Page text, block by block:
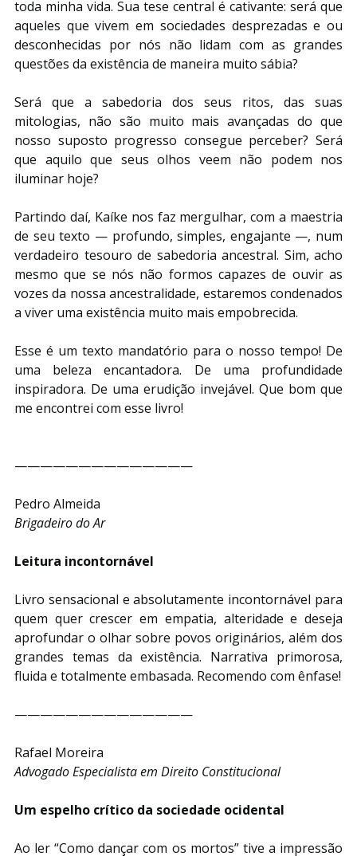
toda minha vida. Sua tese central é cativante: será que
aqueles que vivem em sociedades desprezadas e ou
desconhecidas por nós não lidam com as grandes
questões da existência de maneira muito sábia?
Será que a sabedoria dos seus ritos, das suas
mitologias, não são muito mais avançadas do que
nosso suposto progresso consegue perceber? Será
que aquilo que seus olhos veem não podem nos
iluminar hoje?
Partindo daí, Kaíke nos faz mergulhar, com a maestria
de seu texto — profundo, simples, engajante —, num
verdadeiro tesouro de sabedoria ancestral. Sim, acho
mesmo que se nós não formos capazes de ouvir as
vozes da nossa ancestralidade, estaremos condenados
a viver uma existência muito mais empobrecida.
Esse é um texto mandatório para o nosso tempo! De
uma beleza encantadora. De uma profundidade
inspiradora. De uma erudição invejável. Que bom que
me encontrei com esse livro!
——————————————
Pedro Almeida
Brigadeiro do Ar
Leitura incontornável
Livro sensacional e absolutamente incontornável para
quem quer crescer em empatia, alteridade e deseja
aprofundar o olhar sobre povos originários, além dos
grandes temas da existência. Narrativa primorosa,
fluida e totalmente embasada. Recomendo com ênfase!
——————————————
Rafael Moreira
Advogado Especialista em Direito Constitucional
Um espelho crítico da sociedade ocidental
Ao ler “Como dançar com os mortos” tive a impressão